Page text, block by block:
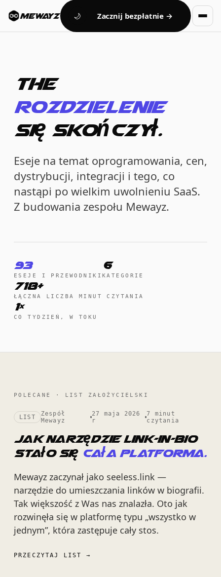
MEWAYZ 🌙 Zacznij bezpłatnie →
The
rozdzielenie
się skończył.
Eseje na temat oprogramowania, cen,
dystrybucji, integracji i tego, co
nastąpi po wielkim uwolnieniu SaaS.
Z budowania zespołu Mewayz.
93
ESEJE I PRZEWODNIKI
6
KATEGORIE
718+
ŁĄCZNA LICZBA MINUT CZYTANIA
1×
CO TYDZIEŃ, W TOKU
POLECANE · LIST ZAŁOŻYCIELSKI
LIST
Zespół
Mewayz
27 maja 2026
r
7 minut
czytania
Jak narzędzie link-in-bio
stało się cała platforma.
Mewayz zaczynał jako seeless.link —
narzędzie do umieszczania linków w biografii.
Tak większość z Was nas znalazła. Oto jak
rozwinęła się w platformę typu „wszystko w
jednym”, która zastępuje cały stos.
PRZECZYTAJ LIST